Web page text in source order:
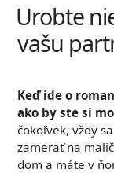
Urobte
vašu
Keď ide o
ako by ste si
čokoľvek, vždy
zamerať na
dom a máte v